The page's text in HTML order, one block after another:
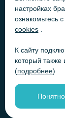
Горячая линия
Обработка
Политика
Согласие на
«Яндекс.Метрика»
настройках
ознакомьтесь с
cookies
К сайту
который
(подробнее)
Понятно